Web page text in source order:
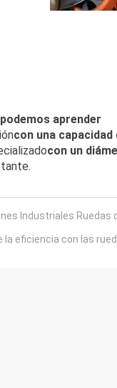
aprender
con una
con un
Industriales Ruedas
la eficiencia con las